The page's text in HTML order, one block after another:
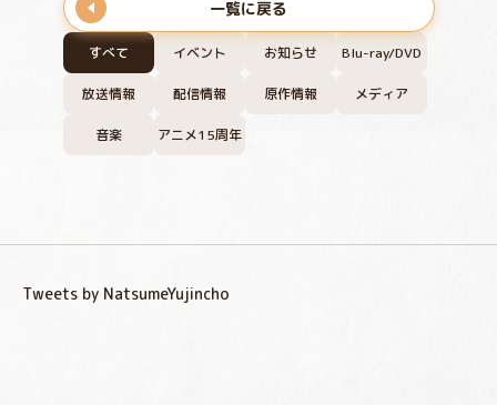
すべて イベント お知らせ Blu-ray/DVD
放送情報 配信情報 原作情報 メディア
音楽 アニメ15周年
一覧に戻る
Tweets by NatsumeYujincho